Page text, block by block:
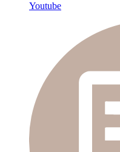
Youtube